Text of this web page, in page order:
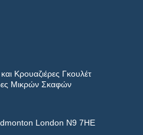
Κρουαζιέρες Γκουλέτ
Μικρών Σκαφών
London N9 7HE